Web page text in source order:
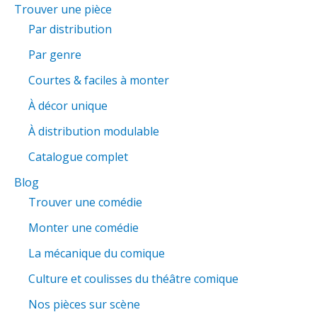
e
Trouver une pièce
Par distribution
Par genre
Courtes & faciles à monter
À décor unique
À distribution modulable
Catalogue complet
Blog
Trouver une comédie
Monter une comédie
La mécanique du comique
Culture et coulisses du théâtre comique
Nos pièces sur scène